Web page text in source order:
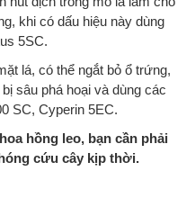
khi có dấu hiệu này dùng
5SC.
lá, có thể ngắt bỏ ổ trứng,
sâu phá hoại và dùng các
SC, Cyperin 5EC.
hồng leo, bạn cần phải
cứu cây kịp thời.